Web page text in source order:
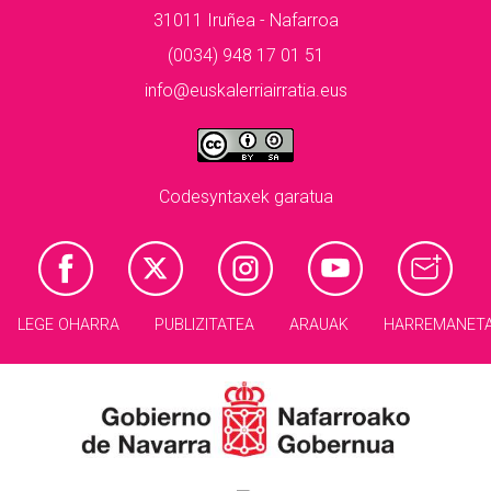
31011 Iruñea - Nafarroa
(0034) 948 17 01 51
info@euskalerriairratia.eus
Codesyntaxek garatua
LEGE OHARRA PUBLIZITATEA ARAUAK